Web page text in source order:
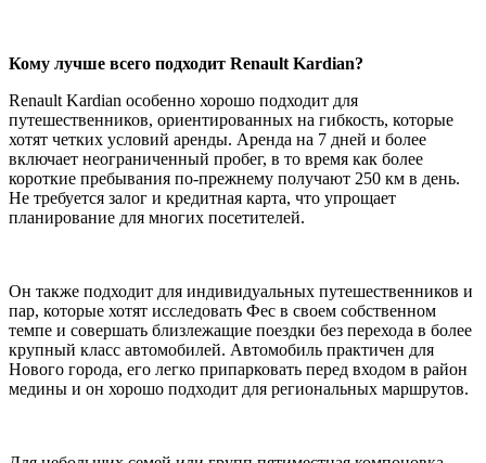
Кому лучше всего подходит Renault Kardian?
Renault Kardian особенно хорошо подходит для
путешественников, ориентированных на гибкость, которые
хотят четких условий аренды. Аренда на 7 дней и более
включает неограниченный пробег, в то время как более
короткие пребывания по-прежнему получают 250 км в день.
Не требуется залог и кредитная карта, что упрощает
планирование для многих посетителей.
Он также подходит для индивидуальных путешественников и
пар, которые хотят исследовать Фес в своем собственном
темпе и совершать близлежащие поездки без перехода в более
крупный класс автомобилей. Автомобиль практичен для
Нового города, его легко припарковать перед входом в район
медины и он хорошо подходит для региональных маршрутов.